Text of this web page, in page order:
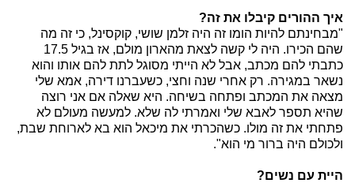
איך ההורים קיבלו את זה?
"מבחינתם להיות הומו זה היה זלמן שושי, קוקסינל, כי זה מה
שהם הכירו. היה לי קשה לצאת מהארון מולם, אז בגיל 17.5
כתבתי להם מכתב, אבל לא הייתי מסוגל לתת להם אותו והוא
נשאר במגירה. רק אחרי שנה וחצי, כשעברנו דירה, אמא שלי
מצאה את המכתב ופתחה בשיחה. היא שאלה אם אני רוצה
שהיא תספר לאבא שלי ואמרתי לה שלא. למעשה מעולם לא
פתחתי את זה מולו. כשהכרתי את מיכאל הוא בא לארוחת שבת,
ולכולם היה ברור מי הוא".
היית עם נשים?